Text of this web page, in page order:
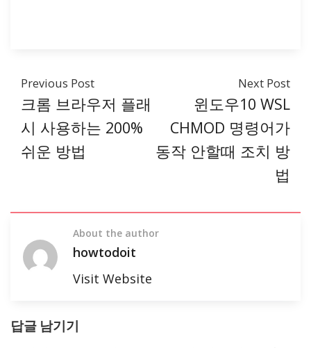
Previous Post
크롬 브라우저 플래
시 사용하는 200%
쉬운 방법
Next Post
윈도우10 WSL
CHMOD 명령어가
동작 안할때 조치 방
법
About the author
howtodoit
Visit Website
답글 남기기